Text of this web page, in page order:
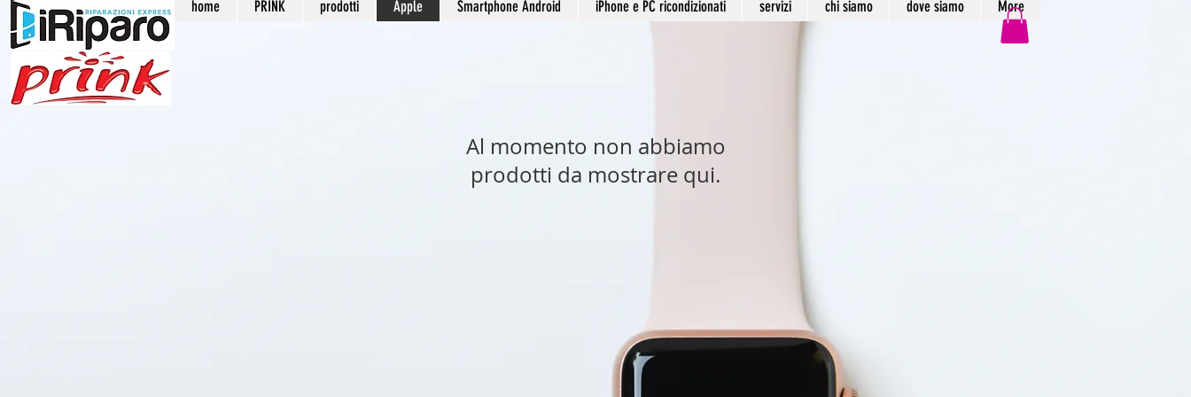
home PRINK prodotti Apple Smartphone Android iPhone e PC ricondizionati servizi chi siamo dove siamo More
Al momento non abbiamo
prodotti da mostrare qui.